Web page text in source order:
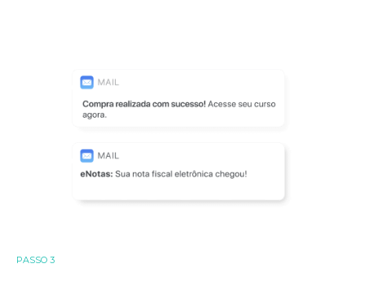
PASSO 3